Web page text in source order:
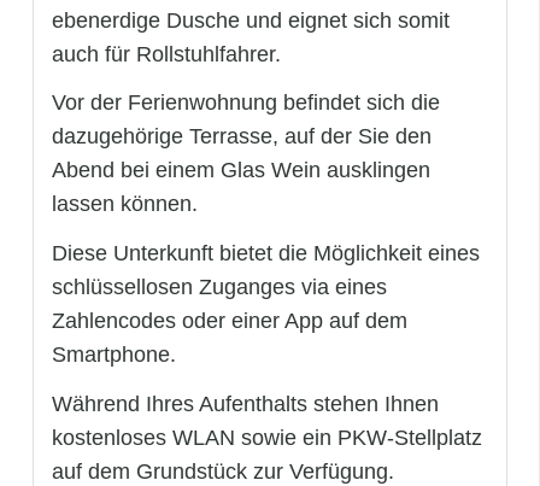
ebenerdige Dusche und eignet sich somit
auch für Rollstuhlfahrer.
Vor der Ferienwohnung befindet sich die
dazugehörige Terrasse, auf der Sie den
Abend bei einem Glas Wein ausklingen
lassen können.
Diese Unterkunft bietet die Möglichkeit eines
schlüssellosen Zuganges via eines
Zahlencodes oder einer App auf dem
Smartphone.
Während Ihres Aufenthalts stehen Ihnen
kostenloses WLAN sowie ein PKW-Stellplatz
auf dem Grundstück zur Verfügung.